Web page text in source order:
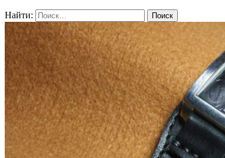
Найти: